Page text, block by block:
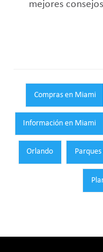
mejores
Compras en Miami
Información en Miami
Orlando